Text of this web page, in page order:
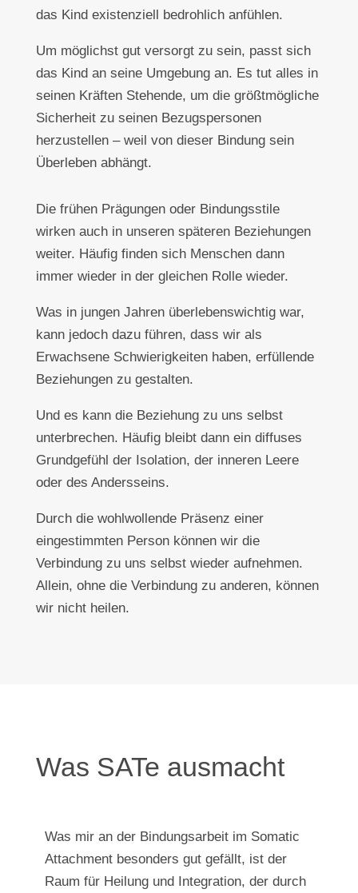
das Kind existenziell bedrohlich anfühlen.
Um möglichst gut versorgt zu sein, passt sich
das Kind an seine Umgebung an. Es tut alles in
seinen Kräften Stehende, um die größtmögliche
Sicherheit zu seinen Bezugspersonen
herzustellen – weil von dieser Bindung sein
Überleben abhängt.
Die frühen Prägungen oder Bindungsstile
wirken auch in unseren späteren Beziehungen
weiter. Häufig finden sich Menschen dann
immer wieder in der gleichen Rolle wieder.
Was in jungen Jahren überlebenswichtig war,
kann jedoch dazu führen, dass wir als
Erwachsene Schwierigkeiten haben, erfüllende
Beziehungen zu gestalten.
Und es kann die Beziehung zu uns selbst
unterbrechen. Häufig bleibt dann ein diffuses
Grundgefühl der Isolation, der inneren Leere
oder des Andersseins.
Durch die wohlwollende Präsenz einer
eingestimmten Person können wir die
Verbindung zu uns selbst wieder aufnehmen.
Allein, ohne die Verbindung zu anderen, können
wir nicht heilen.
Was SATe ausmacht
Was mir an der Bindungsarbeit im Somatic
Attachment besonders gut gefällt, ist der
Raum für Heilung und Integration, der durch